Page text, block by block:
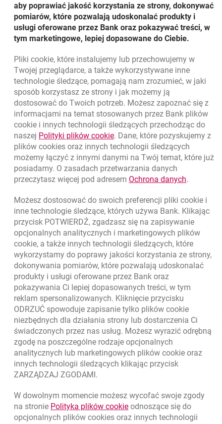
Jednostka: Wypełnij Bankowy Dowód Wpłaty,
wydrukuj i dołącz do depozytu
Pobierz bankowy dowód wpłaty Pobierz bankowy dowód
otwiera się w nowej karcie
Nawigacja dolna
Zadzwoń do nas
801 31 31 31
(+48) 22 598 41 61
Migam
Znajdź placówkę lub bankomat otwiera się w nowej karcie
Oceń nas otwiera się w nowej karcie
Skontaktuj się z Doradcą
Dodatkowe produkty i usługi
O banku
Odpowiedzialny biznes
Regulacje zewnętrzne
aby poprawiać jakość korzystania ze strony, dokonywać
pomiarów, które pozwalają udoskonalać produkty i
usługi oferowane przez Bank oraz pokazywać treści, w
tym marketingowe, lepiej dopasowane do Ciebie.
Pliki cookie, które instalujemy lub przechowujemy w
Twojej przeglądarce, a także wykorzystywane inne
technologie śledzące, pomagają nam zrozumieć, w jaki
sposób korzystasz ze strony i jak możemy ją
dostosować do Twoich potrzeb. Możesz zapoznać się z
informacjami na temat stosowanych przez Bank plików
cookie i innych technologii śledzących przechodząc do
naszej Polityki plików cookielink otwiera się w nowym oknie
. Dane, które pozyskujemy z
plików cookies oraz innych technologii śledzących
możemy łączyć z innymi danymi na Twój temat, które już
posiadamy. O zasadach przetwarzania danych
przeczytasz więcej pod adresem Ochrona danychlink
.
Możesz dostosować do swoich preferencji pliki cookie i
inne technologie śledzące, których używa Bank. Klikając
przycisk POTWIERDŹ, zgadzasz się na zapisywanie
opcjonalnych analitycznych i marketingowych plików
cookie, a także innych technologii śledzących, które
wykorzystamy do poprawy jakości korzystania ze strony,
dokonywania pomiarów, które pozwalają udoskonalać
produkty i usługi oferowane przez Bank oraz
pokazywania Ci lepiej dopasowanych treści, w tym
reklam spersonalizowanych. Kliknięcie przycisku
ODRZUĆ spowoduje zapisanie tylko plików cookie
niezbędnych dla działania strony lub dostarczenia Ci
świadczonych przez nas usług. Możesz wyrazić odrębną
zgodę na poszczególne rodzaje opcjonalnych
analitycznych lub marketingowych plików cookie oraz
innych technologii śledzących klikając przycisk
ZARZĄDZAJ ZGODAMI.
W dowolnym momencie możesz wycofać swoje zgody
na stronie Polityka plików cookielink otwiera się w nowym
odnoszące się do
opcjonalnych plików cookies oraz innych technologii